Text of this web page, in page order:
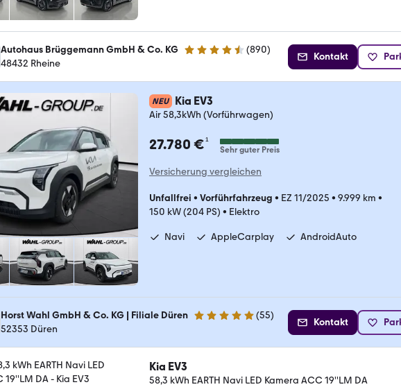
Autohaus Brüggemann GmbH & Co. KG 4.7 Sterne (890)
48432 Rheine
Kontakt
NEU Kia EV3
Air 58,3kWh (Vorführwagen)
27.780 €¹
Sehr guter Preis
Versicherung vergleichen
Unfallfrei • Vorführfahrzeug • EZ 11/2025 • 9.999 km •
150 kW (204 PS) • Elektro
Navi AppleCarplay AndroidAuto
Horst Wahl GmbH & Co. KG | Filiale Düren 5 Sterne (55)
52353 Düren
Kontakt
Kia EV3
58,3 kWh EARTH Navi LED Kamera ACC 19''LM DA